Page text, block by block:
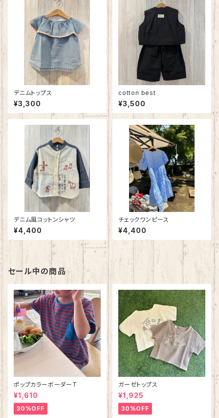
デニムトップス
¥3,300
cotton best
¥3,500
デニム風コットンシャツ
¥4,400
チェックワンピース
¥4,400
セール中の商品
ポップカラーボーダーT
¥1,610
30%OFF
ガーゼトップス
¥1,925
30%OFF